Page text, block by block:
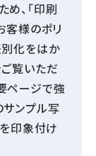
、「印刷
客様のポリ
別化をはか
覧いただ
ページで強
サンプル写
を印象付け